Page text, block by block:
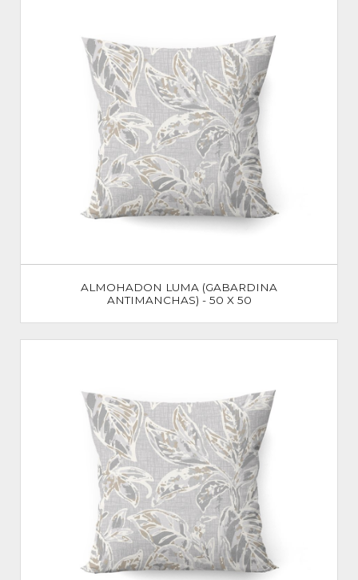
ALMOHADON LUMA (GABARDINA
ANTIMANCHAS) - 50 X 50